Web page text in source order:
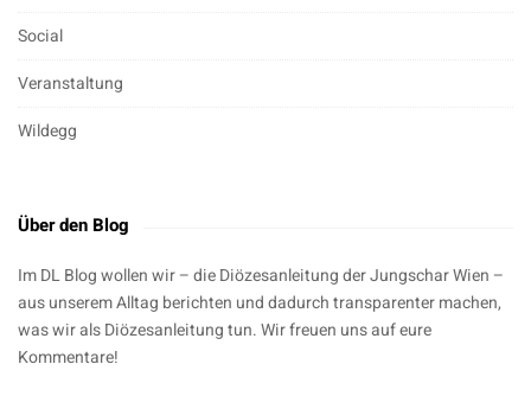
Social
Veranstaltung
Wildegg
Über den Blog
Im DL Blog wollen wir – die Diözesanleitung der Jungschar Wien –
aus unserem Alltag berichten und dadurch transparenter machen,
was wir als Diözesanleitung tun. Wir freuen uns auf eure
Kommentare!